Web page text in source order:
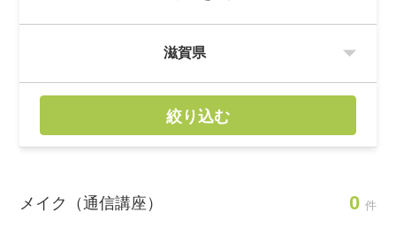
絞り込む
メイク（通信講座） 0 件